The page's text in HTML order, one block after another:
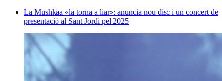
La Mushkaa «la torna a liar»: anuncia nou disc i un concert de
presentació al Sant Jordi pel 2025